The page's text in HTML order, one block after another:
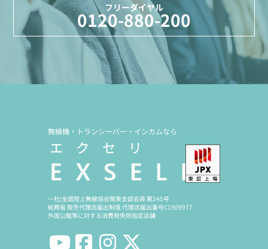
フリーダイヤル
0120-880-200
無線機・トランシーバー・インカムなら
一社)全国陸上無線協会関東支部会員 第245号
総務省 販売代理店届出制度 代理店届出番号C1909977
外国公館等に対する消費税免除指定店舗